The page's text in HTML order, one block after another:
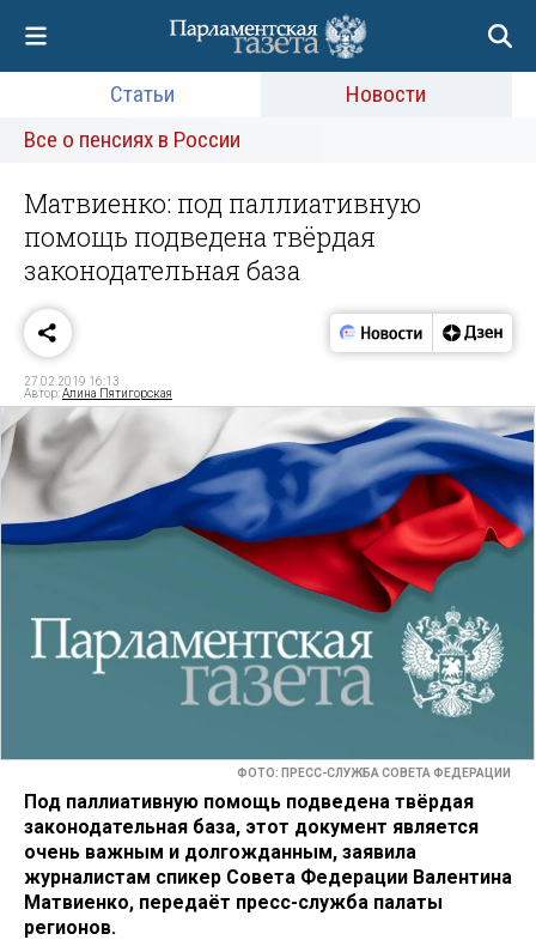
Статьи
Новости
Все о пенсиях в России
Матвиенко: под паллиативную
помощь подведена твёрдая
законодательная база
27.02.2019 16:13
Автор:Алина Пятигорская
ФОТО: ПРЕСС-СЛУЖБА СОВЕТА ФЕДЕРАЦИИ
Под паллиативную помощь подведена твёрдая
законодательная база, этот документ является
очень важным и долгожданным, заявила
журналистам спикер Совета Федерации Валентина
Матвиенко, передаёт пресс-служба палаты
регионов.